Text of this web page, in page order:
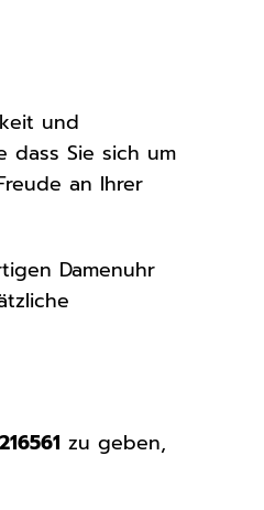
und
dass Sie sich um
an Ihrer
Damenuhr
zu geben,